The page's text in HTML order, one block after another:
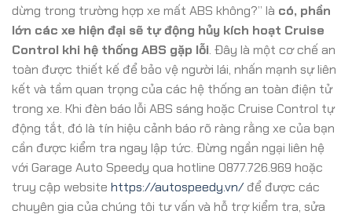
dừng trong trường hợp xe mất ABS không?” là có, phần
lớn các xe hiện đại sẽ tự động hủy kích hoạt Cruise
Control khi hệ thống ABS gặp lỗi. Đây là một cơ chế an
toàn được thiết kế để bảo vệ người lái, nhấn mạnh sự liên
kết và tầm quan trọng của các hệ thống an toàn điện tử
trong xe. Khi đèn báo lỗi ABS sáng hoặc Cruise Control tự
động tắt, đó là tín hiệu cảnh báo rõ ràng rằng xe của bạn
cần được kiểm tra ngay lập tức. Đừng ngần ngại liên hệ
với Garage Auto Speedy qua hotline 0877.726.969 hoặc
truy cập website https://autospeedy.vn/để được các
chuyên gia của chúng tôi tư vấn và hỗ trợ kiểm tra, sửa